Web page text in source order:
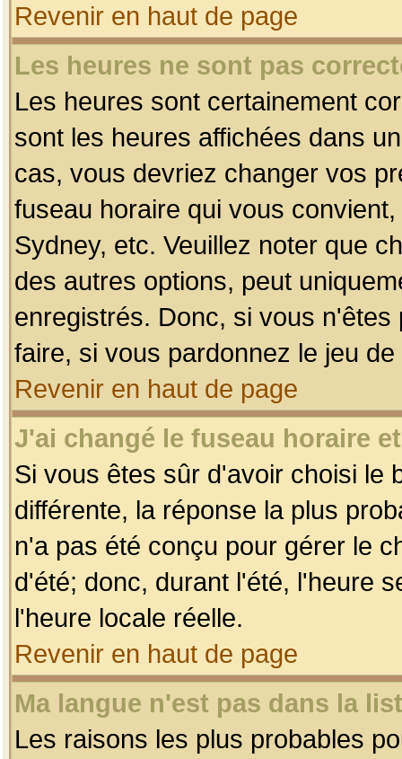
Revenir en haut de page
Les heures ne sont pas
Les heures sont certainement
sont les heures affichées dans
cas, vous devriez changer vos
fuseau horaire qui vous
Sydney, etc. Veuillez noter que
des autres options, peut
enregistrés. Donc, si vous
faire, si vous pardonnez le jeu
Revenir en haut de page
J'ai changé le fuseau horaire
Si vous êtes sûr d'avoir choisi le
différente, la réponse la plus
n'a pas été conçu pour gérer le
d'été; donc, durant l'été, l'heure
l'heure locale réelle.
Revenir en haut de page
Ma langue n'est pas dans la
Les raisons les plus probables